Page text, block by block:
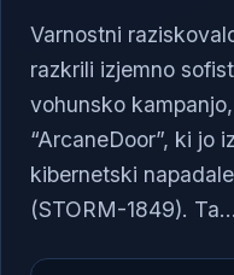
Varnostni
razkrili izjemno
vohunsko
“ArcaneDoor”, ki jo
kibernetski
(STORM-1849). Ta...